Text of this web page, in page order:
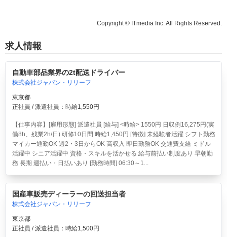
Copyright © ITmedia Inc. All Rights Reserved.
求人情報
自動車部品業界の2t配送ドライバー
株式会社ジャパン・リリーフ
東京都
正社員 / 派遣社員：時給1,550円
【仕事内容】[雇用形態] 派遣社員 [給与] <時給> 1550円 日収例16,275円(実
働8h、残業2h/日) 研修10日間:時給1,450円 [特徴] 未経験者活躍 シフト勤務
マイカー通勤OK 週2・3日からOK 高収入 即日勤務OK 交通費支給 ミドル
活躍中 シニア活躍中 資格・スキルを活かせる 給与前払い制度あり 早朝勤
務 長期 週払い・日払いあり [勤務時間] 06:30～1...
国産車販売ディーラーの回送担当者
株式会社ジャパン・リリーフ
東京都
正社員 / 派遣社員：時給1,500円